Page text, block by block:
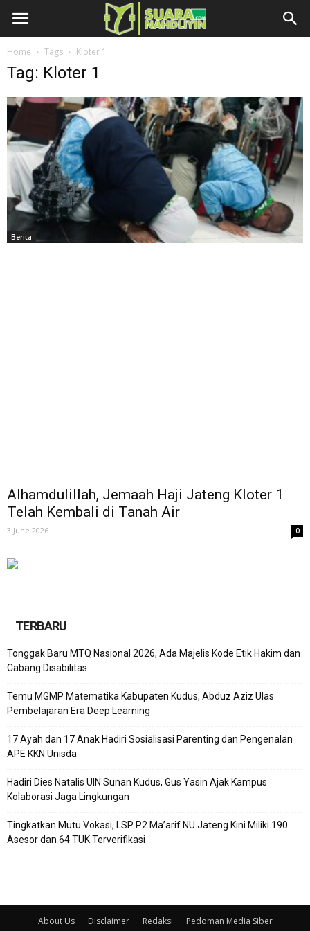
Home Tags Kloter 1
Tag: Kloter 1
Berita
Alhamdulillah, Jemaah Haji Jateng Kloter 1
Telah Kembali di Tanah Air
3 June 2026 0
TERBARU
Tonggak Baru MTQ Nasional 2026, Ada Majelis Kode Etik Hakim dan
Cabang Disabilitas
Temu MGMP Matematika Kabupaten Kudus, Abduz Aziz Ulas
Pembelajaran Era Deep Learning
17 Ayah dan 17 Anak Hadiri Sosialisasi Parenting dan Pengenalan
APE KKN Unisda
Hadiri Dies Natalis UIN Sunan Kudus, Gus Yasin Ajak Kampus
Kolaborasi Jaga Lingkungan
Tingkatkan Mutu Vokasi, LSP P2 Ma’arif NU Jateng Kini Miliki 190
Asesor dan 64 TUK Terverifikasi
About Us Disclaimer Redaksi Pedoman Media Siber